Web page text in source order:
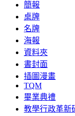
簡報
桌牌
名牌
海報
資料夾
書封面
插圖漫畫
TQM
畢業典禮
教學行政革新